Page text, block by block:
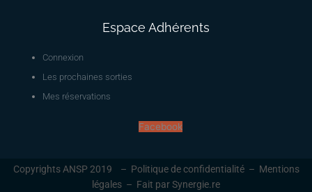
Espace Adhérents
Connexion
Les prochaines sorties
Mes réservations
Facebook
Copyrights ANSP 2019 – Politique de confidentialité– Mentions
légales – Fait par Synergie.re